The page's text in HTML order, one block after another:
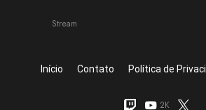
Stream
Início Contato Política de
2K